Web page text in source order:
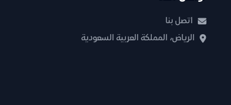
اتصل بنا
الرياض، المملكة العربية السعودية